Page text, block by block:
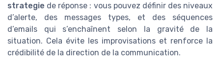
strategie de réponse : vous pouvez définir des niveaux
d’alerte, des messages types, et des séquences
d’emails qui s’enchaînent selon la gravité de la
situation. Cela évite les improvisations et renforce la
crédibilité de la direction de la communication.